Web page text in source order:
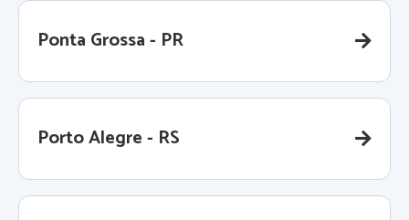
Ponta Grossa - PR
Porto Alegre - RS